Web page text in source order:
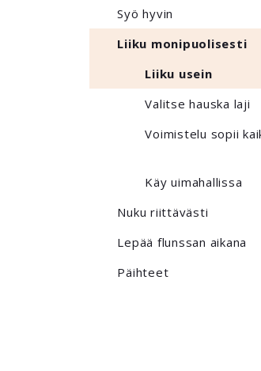
Syö hyvin
Liiku monipuolisesti
Liiku usein
Valitse hauska laji
Voimistelu sopii
Käy uimahallissa
Nuku riittävästi
Lepää flunssan aikana
Päihteet